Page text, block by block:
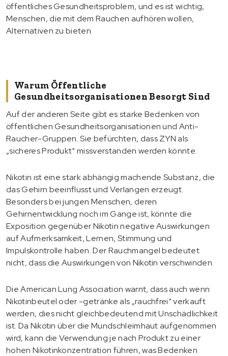
öffentliches Gesundheitsproblem, und es ist wichtig,
Menschen, die mit dem Rauchen aufhören wollen,
Alternativen zu bieten.
Warum Öffentliche
Gesundheitsorganisationen Besorgt Sind
Auf der anderen Seite gibt es starke Bedenken von
öffentlichen Gesundheitsorganisationen und Anti-
Raucher-Gruppen. Sie befürchten, dass ZYN als
„sicheres Produkt“ missverstanden werden könnte.
Nikotin ist eine stark abhängig machende Substanz, die
das Gehirn beeinflusst und Verlangen erzeugt.
Besonders bei jungen Menschen, deren
Gehirnentwicklung noch im Gange ist, könnte die
Exposition gegenüber Nikotin negative Auswirkungen
auf Aufmerksamkeit, Lernen, Stimmung und
Impulskontrolle haben. Der Rauchmangel bedeutet
nicht, dass die Auswirkungen von Nikotin verschwinden.
Die American Lung Association warnt, dass auch wenn
Nikotinbeutel oder -getränke als „rauchfrei“ verkauft
werden, dies nicht gleichbedeutend mit Unschädlichkeit
ist. Da Nikotin über die Mundschleimhaut aufgenommen
wird, kann die Verwendung je nach Produkt zu einer
hohen Nikotinkonzentration führen, was Bedenken